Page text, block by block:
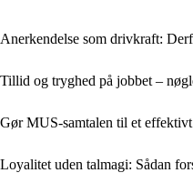
Anerkendelse som drivkraft:
Tillid og tryghed på jobbet –
Gør MUS-samtalen til et
Loyalitet uden talmagi: Sådan